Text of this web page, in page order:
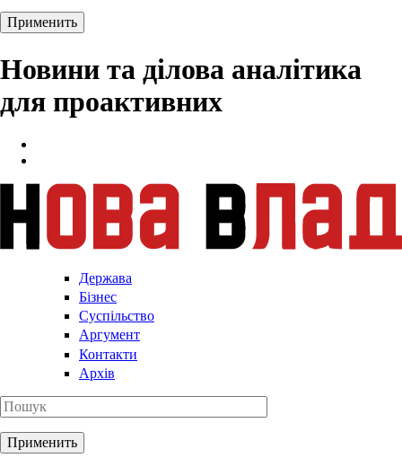
Новини та ділова аналітика
для проактивних
Держава
Бізнес
Суспільство
Аргумент
Контакти
Архів